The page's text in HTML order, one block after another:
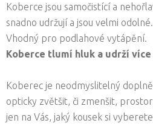
Koberce jsou samočistící a
snadno udržují a jsou velmi odolné.
Vhodný pro podlahové vytápění.
Koberce tlumí hluk a udrží
Koberec je neodmyslitelný
opticky zvětšit, či zmenšit,
jen na Vás, jaký kousek si